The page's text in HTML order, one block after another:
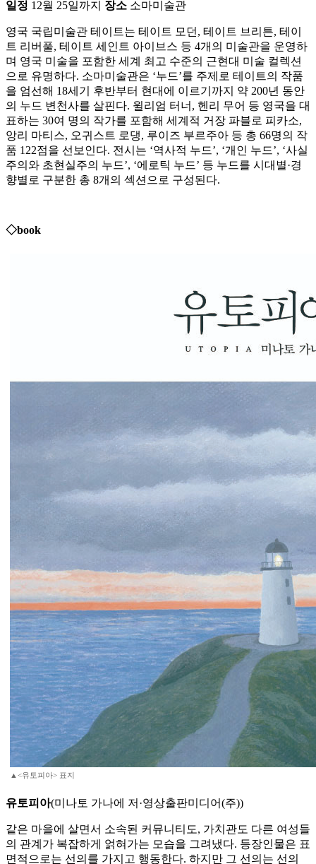
일정 12월 25일까지 장소 소마미술관
영국 국립미술관 테이트는 테이트 모던, 테이트 브리튼, 테이
트 리버풀, 테이트 세인트 아이브스 등 4개의 미술관을 운영하
며 영국 미술을 포함한 세계 최고 수준의 근현대 미술 컬렉션
으로 유명하다. 소마미술관은 ‘누드’를 주제로 테이트의 작품
을 엄선해 18세기 후반부터 현대에 이르기까지 약 200년 동안
의 누드 변천사를 살핀다. 윌리엄 터너, 헨리 무어 등 영국을 대
표하는 30여 명의 작가를 포함해 세계적 거장 파블로 피카소,
앙리 마티스, 오귀스트 로댕, 루이즈 부르주아 등 총 66명의 작
품 122점을 선보인다. 전시는 ‘역사적 누드’, ‘개인 누드’, ‘사실
주의와 초현실주의 누드’, ‘에로틱 누드’ 등 누드를 시대별·경
향별로 구분한 총 8개의 섹션으로 구성된다.
◇book
▲<유토피아> 표지
유토피아(미나토 가나에 저·영상출판미디어(주))
같은 마을에 살면서 소속된 커뮤니티도, 가치관도 다른 여성들
의 관계가 복잡하게 얽혀가는 모습을 그려냈다. 등장인물은 표
면적으로는 선의를 가지고 행동한다. 하지만 그 선의는 선의